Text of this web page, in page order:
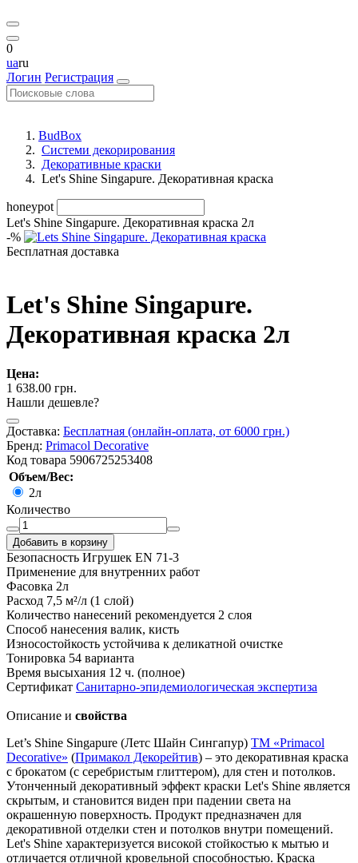
0
uaru
Логин Регистрация
BudBox
Системи декорирования
Декоративные краски
Let's Shine Singapure. Декоративная краска
honeypot
Let's Shine Singapure. Декоративная краска 2л
-%
Бесплатная доставка
Let's Shine Singapure.
Декоративная краска 2л
Цена:
1 638.00 грн.
Нашли дешевле?
Доставка: Бесплатная (онлайн-оплата, от 6000 грн.)
Бренд: Primacol Decorative
Код товара 5906725253408
Объем/Вес:
2л
Количество
Добавить в корзину
Безопасность Игрушек EN 71-3
Применение для внутренних работ
Фасовка 2л
Расход 7,5 м²/л (1 слой)
Количество нанесений рекомендуется 2 слоя
Способ нанесения валик, кисть
Износостойкость устойчива к деликатной очистке
Тонировка 54 варианта
Время высыхания 12 ч. (полное)
Сертификат Санитарно-эпидемиологическая экспертиза
Описание и свойства
Let’s Shine Singapure (Летс Шайн Сингапур) TM «Primacol
Decorative» (Примакол Декорейтив) – это декоративная краска
с брокатом (с серебристым глиттером), для стен и потолков.
Утонченный декоративный эффект краски Let's Shine является
скрытым, и становится виден при падении света на
окрашенную поверхность. Продукт предназначен для
декоративной отделки стен и потолков внутри помещений.
Let's Shine характеризуется високой стойкостью к мытью и
отличается отличной кровельной способностью. Краска